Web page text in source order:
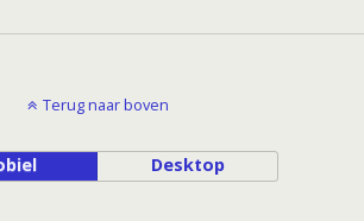
Terug naar boven
Desktop